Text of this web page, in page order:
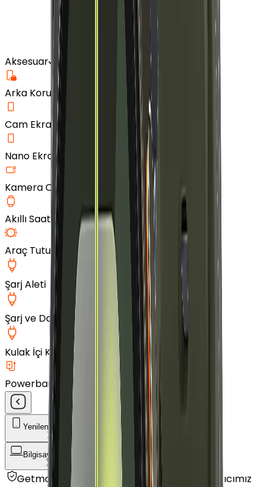
Aksesuar
Arka Koruma Kılıf
Cam Ekran Koruyucu
Nano Ekran Koruyucu
Kamera Cam Koruyucu
Akıllı Saat Aksesuarları
Araç Tutucu
Şarj Aleti
Şarj ve Data Kablosu
Kulak İçi Kulaklık
Powerbank
Yenilenmiş Telefon Akıllı Saat ve Bileklik
Bilgisayar / Tablet Aksesuar
Getmobil Güvencesi Mağazalarımız
Satıcımız